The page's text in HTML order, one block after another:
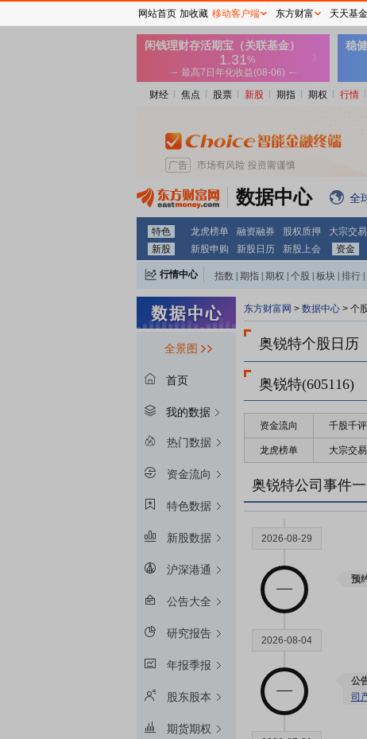
财经 焦点 股票 新股 期指 期权 行情
数据中心 全
特色 龙虎榜单 融资融券 股权质押 大宗交易
新股
新股申购 新股日历 新股上会 资金
行情中心 指数 期指 期权 个股 板块 排行
全景图
首页
我的数据
热门数据
资金流向
特色数据
新股数据
沪深港通
公告大全
研究报告
年报季报
股东股本
期货期权
东方财富网 > 数据中心 > 个
奥锐特个股日历
奥锐特(605116)
资金流向 千股千评
龙虎榜单 大宗交易
奥锐特公司事件
2026-08-29
预
2026-08-04
公
司
网站首页 加收藏 移动客户端 东方财富 天天基